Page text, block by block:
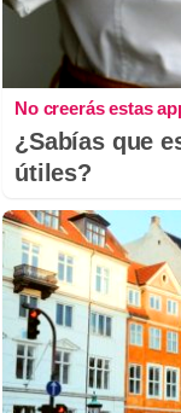
No creerás estas
¿Sabías que
útiles?